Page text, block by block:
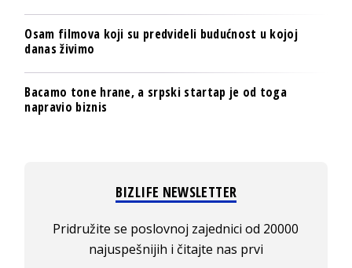
Osam filmova koji su predvideli budućnost u kojoj
danas živimo
Bacamo tone hrane, a srpski startap je od toga
napravio biznis
BIZLIFE NEWSLETTER
Pridružite se poslovnoj zajednici od 20000
najuspešnijih i čitajte nas prvi